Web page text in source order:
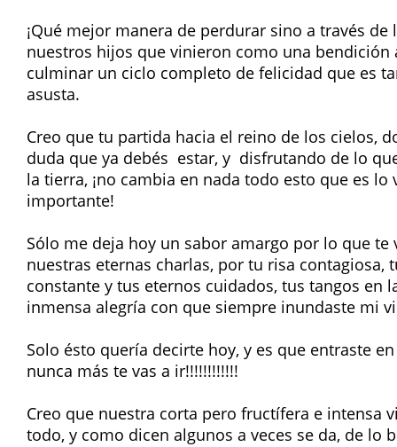
¡Qué mejor manera de perdurar sino a través de
nuestros hijos que vinieron como una bendición
culminar un ciclo completo de felicidad que es
asusta.
Creo que tu partida hacia el reino de los cielos,
duda que ya debés estar, y disfrutando de lo
la tierra, ¡no cambia en nada todo esto que es lo
importante!
Sólo me deja hoy un sabor amargo por lo que te
nuestras eternas charlas, por tu risa contagiosa,
constante y tus eternos cuidados, tus tangos en
inmensa alegría con que siempre inundaste mi
Solo ésto quería decirte hoy, y es que entraste
nunca más te vas a ir!!!!!!!!!!!!
Creo que nuestra corta pero fructífera e intensa
todo, y como dicen algunos a veces se da, de lo